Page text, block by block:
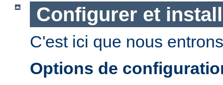
Configurer et
C'est ici que nous
Options de